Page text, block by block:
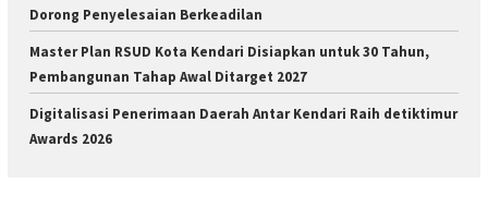
‎Dorong Penyelesaian Berkeadilan
Master Plan RSUD Kota Kendari Disiapkan untuk 30 Tahun,
Pembangunan Tahap Awal Ditarget 2027
Digitalisasi Penerimaan Daerah Antar Kendari Raih detiktimur
Awards 2026